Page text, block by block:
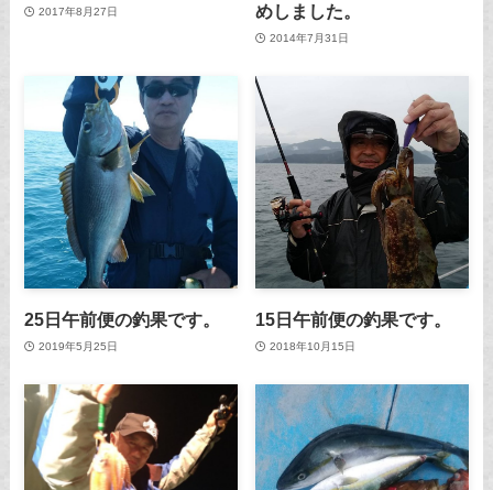
2017年8月27日
めしました。
2014年7月31日
25日午前便の釣果です。
2019年5月25日
15日午前便の釣果です。
2018年10月15日